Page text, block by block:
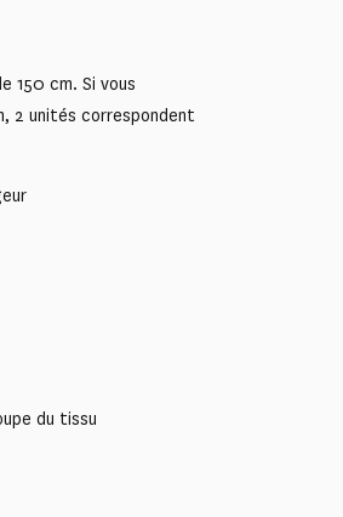
150 cm. Si vous
2 unités correspondent
du tissu